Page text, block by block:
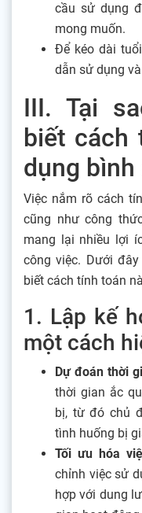
cầu sử dụng
mong muốn.
Để kéo dài
dẫn sử dụng
III. Tại
biết cách
dụng bình
Việc nắm rõ cách
cũng như công
mang lại nhiều lợi
công việc. Dưới
biết cách tính toán
1. Lập kế
một cách
Dự đoán thời
thời gian ắc
bị, từ đó chủ
tình huống bị
Tối ưu hóa
chỉnh việc sử
hợp với dung